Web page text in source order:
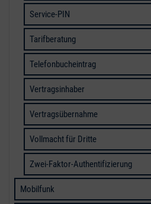
Service-PIN
Tarifberatung
Telefonbucheintrag
Vertragsinhaber
Vertragsübernahme
Vollmacht für Dritte
Zwei-Faktor-Authentifizierung
Mobilfunk